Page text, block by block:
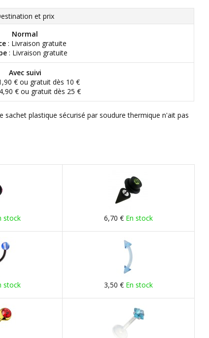
et prix
Normal
: Livraison gratuite
: Livraison gratuite
Avec suivi
€ ou gratuit dès 10 €
€ ou gratuit dès 25 €
plastique sécurisé par soudure thermique n'ait pas
stock 6,70 € En stock
stock 3,50 € En stock